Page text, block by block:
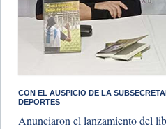
​CON EL AUSPICIO DE LA
DEPORTES
Anunciaron el lanzamiento del